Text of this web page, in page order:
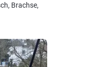
Brachse,